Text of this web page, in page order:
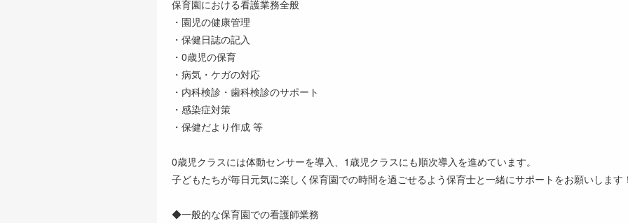
保育園における看護業務全般
・園児の健康管理
・保健日誌の記入
・0歳児の保育
・病気・ケガの対応
・内科検診・歯科検診のサポート
・感染症対策
・保健だより作成 等
0歳児クラスには体動センサーを導入、1歳児クラスにも順次導入を進めています。
子どもたちが毎日元気に楽しく保育園での時間を過ごせるよう保育士と一緒にサポートをお願いします
◆一般的な保育園での看護師業務